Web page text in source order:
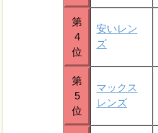
第
4
位
安いレン
ズ
第
5
位
マックス
レンズ